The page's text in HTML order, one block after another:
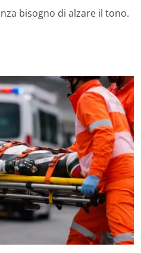
bisogno di alzare il tono.